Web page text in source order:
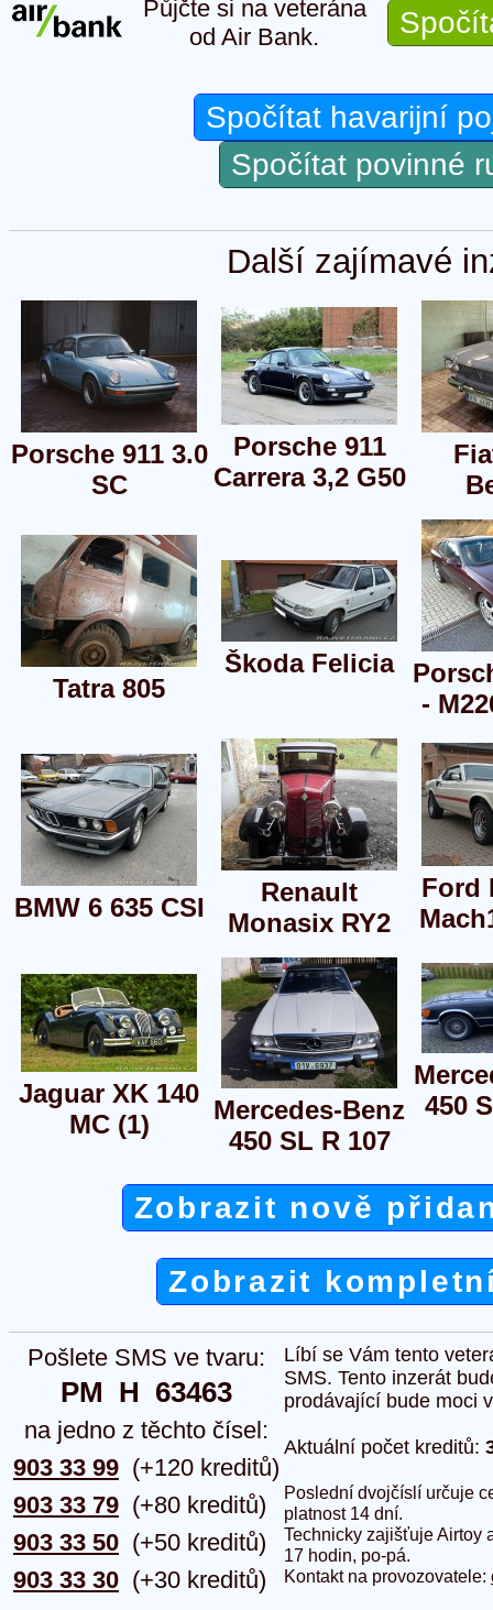
Půjčte si na veterána
od Air Bank.
Spočítat havarijní
Spočítat povinné
Další zajímavé
Porsche 911 3.0
SC
Porsche 911
Carrera 3,2 G50
Tatra 805
Škoda Felicia
-
BMW 6 635 CSI
Renault
Monasix RY2
Ford
Jaguar XK 140
MC (1)
Mercedes-Benz
450 SL R 107
450
Zobrazit nově
Zobrazit
Pošlete SMS ve tvaru:
PM  H  63463
na jedno z těchto čísel:
903 33 99
903 33 79
903 33 50
903 33 30
(+120 kreditů)
(+80 kreditů)
(+50 kreditů)
(+30 kreditů)
Líbí se Vám tento
SMS. Tento inzerát
prodávající bude moci
Aktuální počet kreditů:
Poslední dvojčíslí určuje
platnost 14 dní.
Technicky zajišťuje Airtoy
17 hodin, po-pá.
Kontakt na provozovatele: